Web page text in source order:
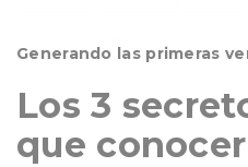
Generando las primeras
Los 3
que conocer